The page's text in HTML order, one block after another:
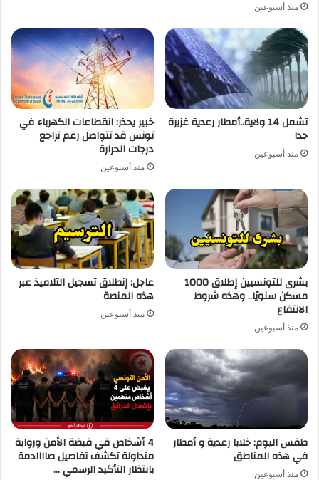
منذ أسبوعين
تشمل 14 ولاية..أمطار رعدية غزيرة
جدا
منذ أسبوعين
خبير يحذر: انقطاعات الكهرباء في
تونس قد تتواصل رغم تراجع
درجات الحرارة
منذ أسبوعين
بشرى للتونسيين إطلاق 1000
مسكن سنويًا.. وهذه شروط
الانتفاع
منذ أسبوعين
عاجل: إنطلاق تسجيل التلاميذ عبر
هذه المنصة
منذ أسبوعين
طقس اليوم: خلايا رعدية و أمطار
في هذه المناطق
منذ أسبوعين
4 أشخاص في قبضة الأمن ورواية
متداولة تكشف تفاصيل صاااادمة
بانتظار التأكيد الرسمي …